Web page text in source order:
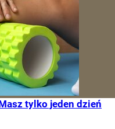
tylko jeden dzień